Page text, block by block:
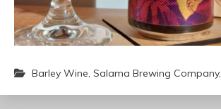
Barley Wine, Salama Brewing Company,